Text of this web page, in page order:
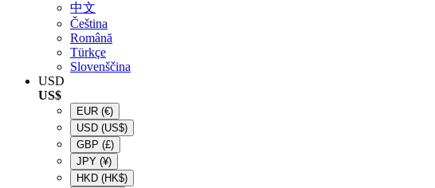
中文
Čeština
Română
Türkçe
Slovenščina
USD
US$
EUR (€)
USD (US$)
GBP (£)
JPY (¥)
HKD (HK$)